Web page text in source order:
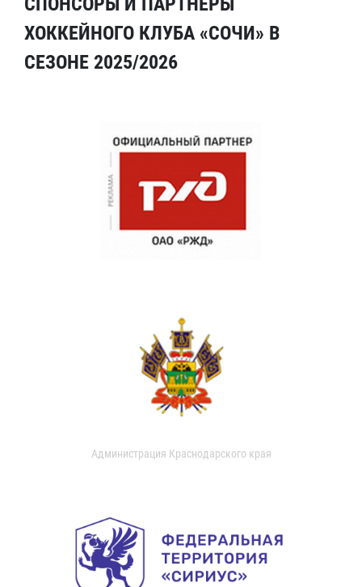
ХОККЕЙНОГО КЛУБА «СОЧИ» В
СЕЗОНЕ 2025/2026
Администрация Краснодарского края